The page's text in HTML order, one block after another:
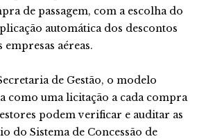
de passagem, com a escolha do
automática dos descontos
empresas aéreas.
de Gestão, o modelo
como uma licitação a cada compra
podem verificar e auditar as
do Sistema de Concessão de